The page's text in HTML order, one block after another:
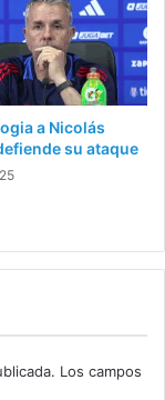
a Nicolás
su ataque
Los campos